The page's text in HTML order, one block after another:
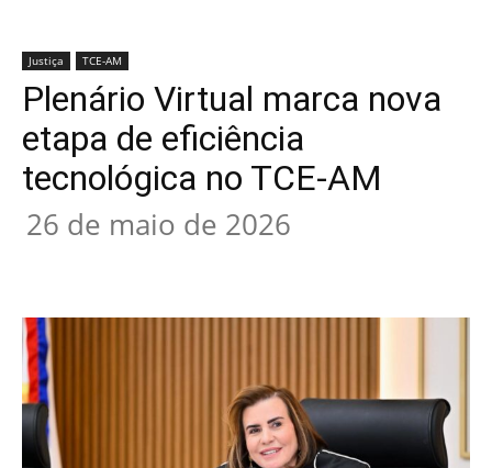
Justiça TCE-AM
Plenário Virtual marca nova
etapa de eficiência
tecnológica no TCE-AM
26 de maio de 2026